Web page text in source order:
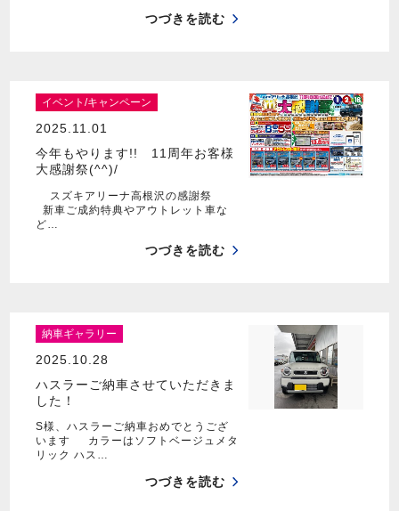
つづきを読む
イベント/キャンペーン
2025.11.01
今年もやります!! 11周年お客様
大感謝祭(^^)/
スズキアリーナ高根沢の感謝祭
新車ご成約特典やアウトレット車な
ど…
つづきを読む
納車ギャラリー
2025.10.28
ハスラーご納車させていただきま
した！
S様、ハスラーご納車おめでとうござ
います カラーはソフトベージュメタ
リック ハス…
つづきを読む